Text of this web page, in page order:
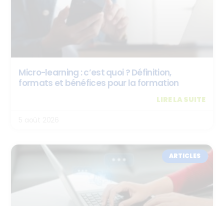
Micro-learning : c’est quoi ? Définition,
formats et bénéfices pour la formation
LIRE LA SUITE
ARTICLES